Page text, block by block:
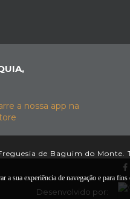
de Baguim do Monte.
Desenvolvido por:
sua experiência de navegação e para fins